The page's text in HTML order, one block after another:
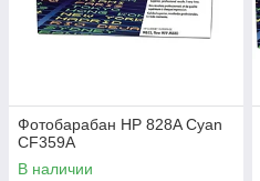
Фотобарабан HP 828A Cyan
CF359A
В наличии